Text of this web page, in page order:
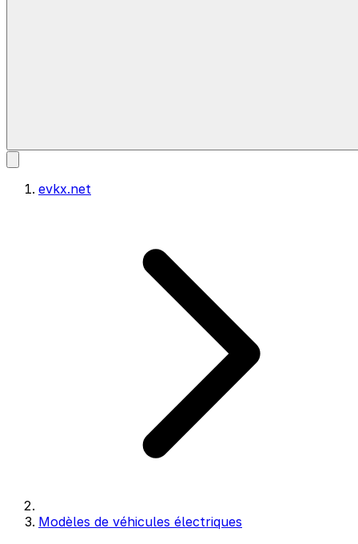
evkx.net
Modèles de véhicules électriques